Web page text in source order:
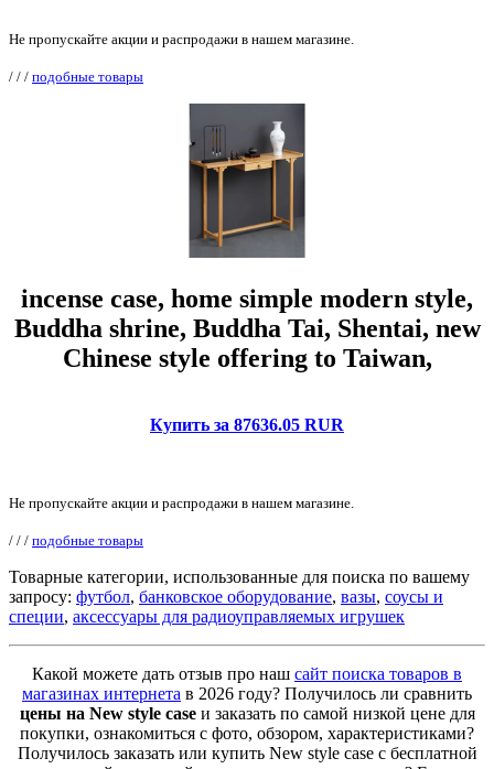
Не пропускайте акции и распродажи в нашем магазине.
/ / / подобные товары
incense case, home simple modern style,
Buddha shrine, Buddha Tai, Shentai, new
Chinese style offering to Taiwan,
Купить за 87636.05 RUR
Не пропускайте акции и распродажи в нашем магазине.
/ / / подобные товары
Товарные категории, использованные для поиска по вашему
запросу: футбол, банковское оборудование, вазы, соусы и
специи, аксессуары для радиоуправляемых игрушек
Какой можете дать отзыв про наш сайт поиска товаров в
магазинах интернета в 2026 году? Получилось ли сравнить
цены на New style caseи заказать по самой низкой цене для
покупки, ознакомиться с фото, обзором, характеристиками?
Получилось заказать или купить New style case с бесплатной